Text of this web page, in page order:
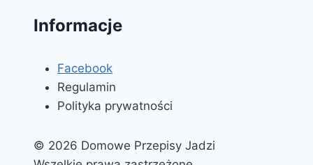
Informacje
Facebook
Regulamin
Polityka prywatności
© 2026 Domowe Przepisy Jadzi